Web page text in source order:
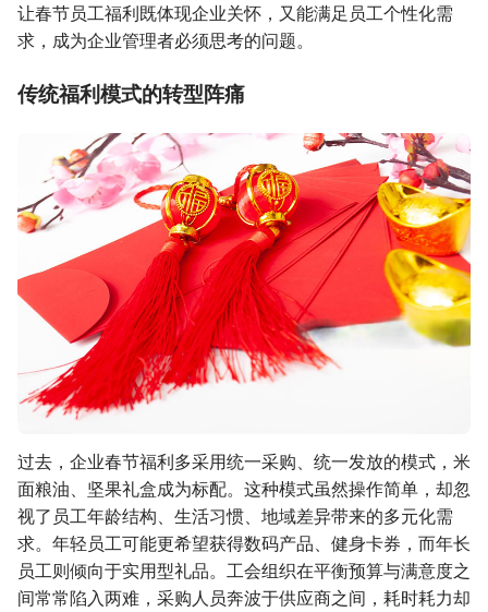
让春节员工福利既体现企业关怀，又能满足员工个性化需
求，成为企业管理者必须思考的问题。
传统福利模式的转型阵痛
过去，企业春节福利多采用统一采购、统一发放的模式，米
面粮油、坚果礼盒成为标配。这种模式虽然操作简单，却忽
视了员工年龄结构、生活习惯、地域差异带来的多元化需
求。年轻员工可能更希望获得数码产品、健身卡券，而年长
员工则倾向于实用型礼品。工会组织在平衡预算与满意度之
间常常陷入两难，采购人员奔波于供应商之间，耗时耗力却